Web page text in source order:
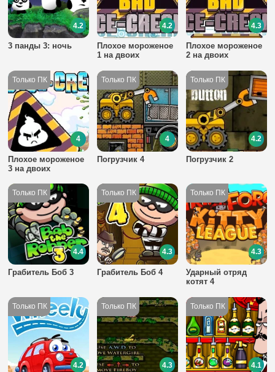
3 панды 3: ночь
4.2
Плохое мороженое
1 на двоих
4.2
Плохое мороженое
2 на двоих
4.3
Плохое мороженое
3 на двоих
4
Погрузчик 4
4
Погрузчик 2
4.2
Грабитель Боб 3
4.4
Грабитель Боб 4
4.3
Ударный отряд
котят 4
4.3
4.2 4.3 4.1